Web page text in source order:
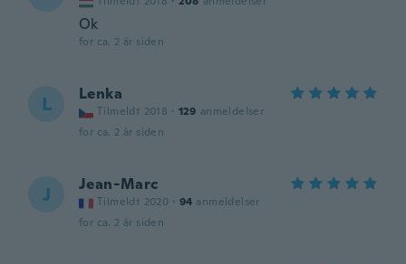
Ok
for ca. 2 år siden
L Lenka
Tilmeldt 2018 · 129 anmeldelser
for ca. 2 år siden
J Jean-Marc
Tilmeldt 2020 · 94 anmeldelser
for ca. 2 år siden